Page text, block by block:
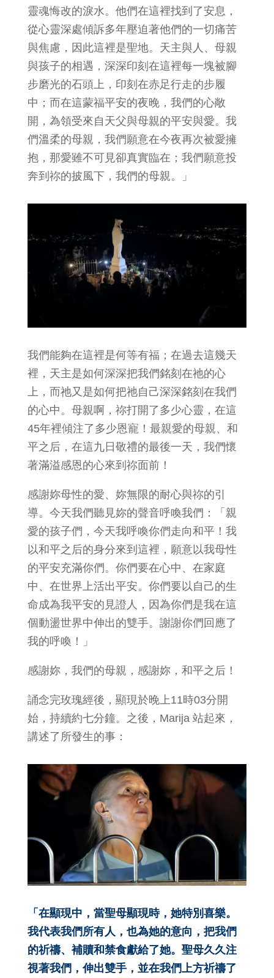
靈魂悔改的淚水。他們在這裡找到了安息，
從心靈深處傾訴多年壓迫著他們的一切痛苦
與焦慮，因此這裡是聖地。天主與人、母親
與孩子的相遇，深深印刻在這裡每一塊被腳
步磨光的石頭上，印刻在赤足行走的步履
中；而在這蒙福平安的夜晚，我們的心敞
開，為領受來自天父與母親的平安與愛。我
們溫柔的母親，我們願意在今夜再次被愛擁
抱，那愛雖不可見卻真實臨在；我們願意投
奔到祢的披風下，我們的母親。」
我們能夠在這裡是何等有福；在過去這幾天
裡，天主是如何深深把我們銘刻在祂的心
上，而祂又是如何把祂自己深深銘刻在我們
的心中。母親啊，祢打開了多少心靈，在這
45年裡傾注了多少恩寵！最親愛的母親、和
平之后，在這九日敬禮的最後一天，我們懷
著滿溢感恩的心來到祢面前！
感謝妳母性的愛、妳無限的耐心與祢的引
導。今天我們聽見妳的聲音呼喚我們：「親
愛的孩子們，今天我呼喚你們走向和平！我
以和平之后的身分來到這裡，願意以我母性
的平安充滿你們。你們要在心中、在家庭
中、在世界上活出平安。你們要以自己的生
命成為我平安的見證人，因為你們是我在這
個動盪世界中伸出的雙手。謝謝你們回應了
我的呼喚！」
感謝妳，我們的母親，感謝妳，和平之后！
誦念完玫瑰經後，顯現於晚上11時03分開
始，持續約七分鐘。之後，Marija 站起來，
講述了所發生的事：
「在顯現中，當聖母顯現時，她特別喜樂。
我代表我們所有人，也為她的意向，把我們
的祈禱、補贖和禁食獻給了她。聖母久久注
視著我們，伸出雙手，並在我們上方祈禱了